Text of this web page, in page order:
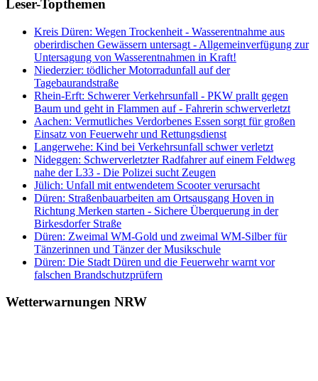
Leser-Topthemen
Kreis Düren: Wegen Trockenheit - Wasserentnahme aus
oberirdischen Gewässern untersagt - Allgemeinverfügung zur
Untersagung von Wasserentnahmen in Kraft!
Niederzier: tödlicher Motorradunfall auf der
Tagebaurandstraße
Rhein-Erft: Schwerer Verkehrsunfall - PKW prallt gegen
Baum und geht in Flammen auf - Fahrerin schwerverletzt
Aachen: Vermutliches Verdorbenes Essen sorgt für großen
Einsatz von Feuerwehr und Rettungsdienst
Langerwehe: Kind bei Verkehrsunfall schwer verletzt
Nideggen: Schwerverletzter Radfahrer auf einem Feldweg
nahe der L33 - Die Polizei sucht Zeugen
Jülich: Unfall mit entwendetem Scooter verursacht
Düren: Straßenbauarbeiten am Ortsausgang Hoven in
Richtung Merken starten - Sichere Überquerung in der
Birkesdorfer Straße
Düren: Zweimal WM-Gold und zweimal WM-Silber für
Tänzerinnen und Tänzer der Musikschule
Düren: Die Stadt Düren und die Feuerwehr warnt vor
falschen Brandschutzprüfern
Wetterwarnungen NRW